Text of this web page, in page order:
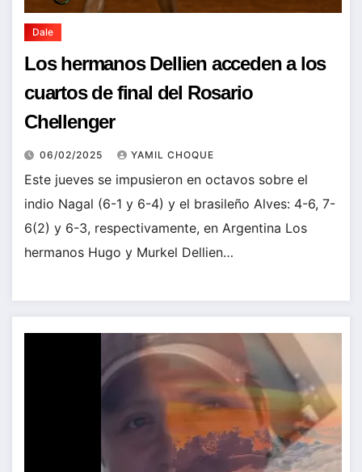
Dale
Los hermanos Dellien acceden a los
cuartos de final del Rosario
Chellenger
06/02/2025 YAMIL CHOQUE
Este jueves se impusieron en octavos sobre el
indio Nagal (6-1 y 6-4) y el brasileño Alves: 4-6, 7-
6(2) y 6-3, respectivamente, en Argentina Los
hermanos Hugo y Murkel Dellien…